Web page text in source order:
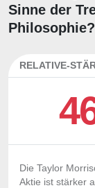
Sinne der
Philosophie?
Die Taylor
Aktie ist stärker